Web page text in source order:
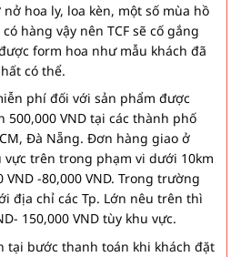
hoa ly, loa kèn, một số mùa hồ
hàng vậy nên TCF sẽ cố gắng
form hoa như mẫu khách đã
có thể.
phí đối với sản phẩm được
VND tại các thành phố
Đà Nẵng. Đơn hàng giao ở
vực trên trong phạm vi dưới 10km
-80,000 VND. Trong trường
địa chỉ các Tp. Lớn nêu trên thì
150,000 VND tùy khu vực.
tại bước thanh toán khi khách đặt